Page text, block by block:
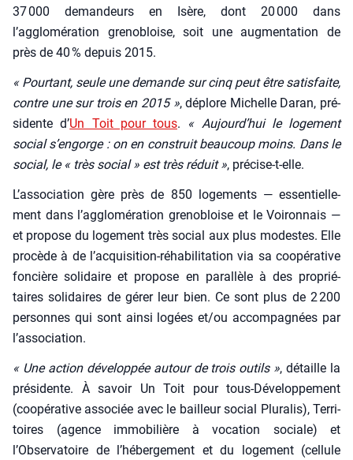
37 000 deman­deurs en Isère, dont 20 000 dans
l’agglomération gre­no­bloise, soit une aug­men­ta­tion de
près de 40 % depuis 2015.
« Pour­tant, seule une demande sur cinq peut être satis­faite,
contre une sur trois en 2015 », déplore Michelle Daran, pré­
si­dente d’Un Toit pour tous. « Aujourd’hui le loge­ment
social s’engorge : on en construit beau­coup moins. Dans le
social, le « très social » est très réduit », pré­cise-t-elle.
L’association gère près de 850 loge­ments — essen­tiel­le­
ment dans l’agglomération gre­no­bloise et le Voi­ron­nais —
et pro­pose du loge­ment très social aux plus modestes. Elle
pro­cède à de l’acquisition-réhabilitation via sa coopé­ra­tive
fon­cière soli­daire et pro­pose en paral­lèle à des pro­prié­
taires soli­daires de gérer leur bien. Ce sont plus de 2 200
per­sonnes qui sont ain­si logées et/ou accom­pa­gnées par
l’association.
« Une action déve­lop­pée autour de trois outils », détaille la
pré­si­dente. À savoir Un Toit pour tous-Déve­lop­pe­ment
(coopé­ra­tive asso­ciée avec le bailleur social Plu­ra­lis), Ter­ri­
toires (agence immo­bi­lière à voca­tion sociale) et
l’Observatoire de l’hébergement et du loge­ment (cel­lule